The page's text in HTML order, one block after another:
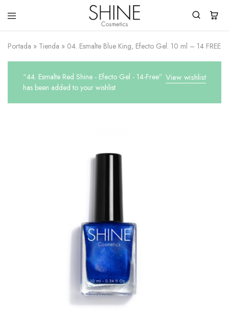
Shine
You
Everyday!
Portada » Tienda » 04. Esmalte Blue King, Efecto Gel. 10 ml – 14 FREE
View wishlist
“44. Esmalte Red Shine - Efecto Gel - 14-Free”
has been added to your wishlist